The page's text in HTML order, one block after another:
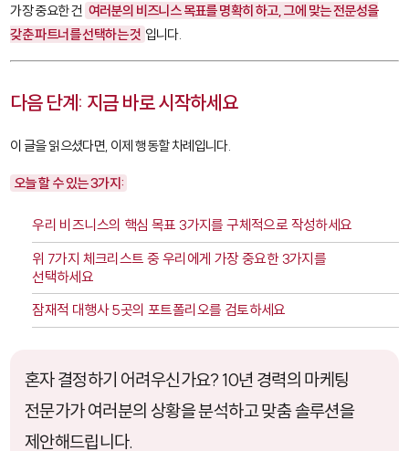
가장 중요한 건 여러분의 비즈니스 목표를 명확히 하고, 그에 맞는 전문성을
갖춘 파트너를 선택하는 것 입니다.
다음 단계: 지금 바로 시작하세요
이 글을 읽으셨다면, 이제 행동할 차례입니다.
오늘 할 수 있는 3가지:
우리 비즈니스의 핵심 목표 3가지를 구체적으로 작성하세요
위 7가지 체크리스트 중 우리에게 가장 중요한 3가지를
선택하세요
잠재적 대행사 5곳의 포트폴리오를 검토하세요
혼자 결정하기 어려우신가요? 10년 경력의 마케팅
전문가가 여러분의 상황을 분석하고 맞춤 솔루션을
제안해드립니다.